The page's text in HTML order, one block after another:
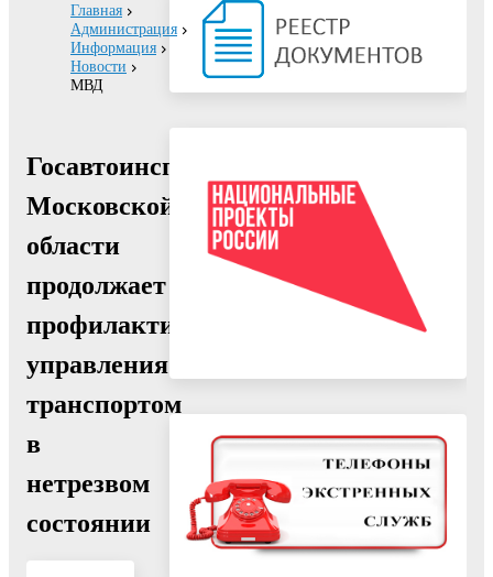
Главная
Администрация
Информация
Новости
МВД
Госавтоинспекция
Московской
области
продолжает
профилактику
управления
транспортом
в
нетрезвом
состоянии